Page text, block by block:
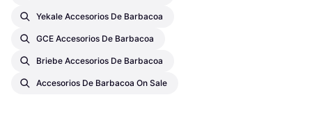
Yekale Accesorios De Barbacoa
GCE Accesorios De Barbacoa
Briebe Accesorios De Barbacoa
Accesorios De Barbacoa On Sale